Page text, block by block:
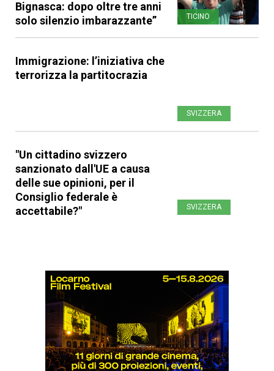
Bignasca: dopo oltre tre anni
solo silenzio imbarazzante”
TICINO
Immigrazione: l’iniziativa che
terrorizza la partitocrazia
SVIZZERA
"Un cittadino svizzero
sanzionato dall'UE a causa
delle sue opinioni, per il
Consiglio federale è
accettabile?"
SVIZZERA